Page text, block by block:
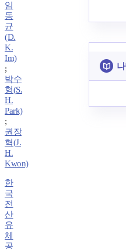
임
동
균
(D.
K.
Im)
;
박수
형(S.
H.
Park)
;
권장
혁(J.
H.
Kwon)
한
국
전
산
유
체
공